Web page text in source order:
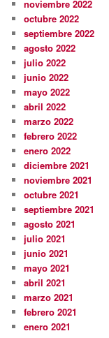
noviembre 2022
octubre 2022
septiembre 2022
agosto 2022
julio 2022
junio 2022
mayo 2022
abril 2022
marzo 2022
febrero 2022
enero 2022
diciembre 2021
noviembre 2021
octubre 2021
septiembre 2021
agosto 2021
julio 2021
junio 2021
mayo 2021
abril 2021
marzo 2021
febrero 2021
enero 2021